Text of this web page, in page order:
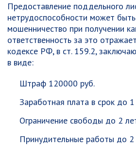
Предоставление поддельного
нетрудоспособности может
мошенничество при получении
ответственность за это
кодексе РФ, в ст. 159.2,
в виде:
Штраф 120000 руб.
Заработная плата в срок до
Ограничение свободы до 2
Принудительные работы до 2